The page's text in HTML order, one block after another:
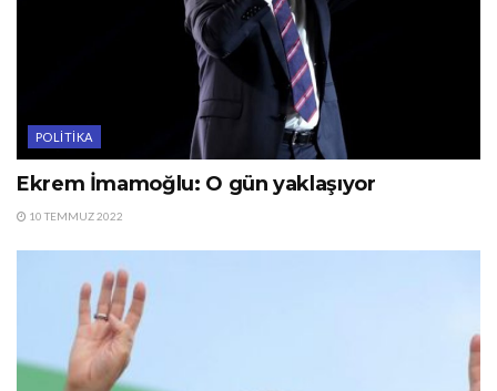
POLITIKA
Ekrem İmamoğlu: O gün yaklaşıyor
10 TEMMUZ 2022